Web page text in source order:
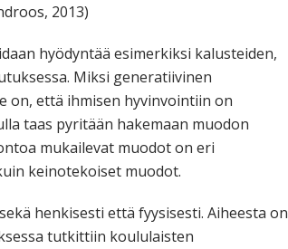
2013)
hyödyntää esimerkiksi kalusteiden,
Miksi generatiivinen
on, että ihmisen hyvinvointiin on
taas pyritään hakemaan muodon
mukailevat muodot on eri
keinotekoiset muodot.
henkisesti että fyysisesti. Aiheesta on
tutkittiin koululaisten